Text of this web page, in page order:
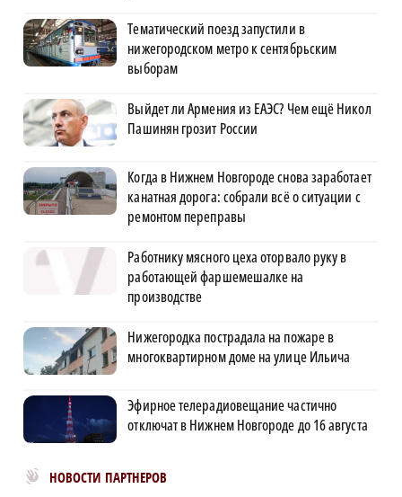
Тематический поезд запустили в
нижегородском метро к сентябрьским
выборам
Выйдет ли Армения из ЕАЭС? Чем ещё Никол
Пашинян грозит России
Когда в Нижнем Новгороде снова заработает
канатная дорога: собрали всё о ситуации с
ремонтом переправы
Работнику мясного цеха оторвало руку в
работающей фаршемешалке на
производстве
Нижегородка пострадала на пожаре в
многоквартирном доме на улице Ильича
Эфирное телерадиовещание частично
отключат в Нижнем Новгороде до 16 августа
НОВОСТИ ПАРТНЕРОВ
Новости МирТесен